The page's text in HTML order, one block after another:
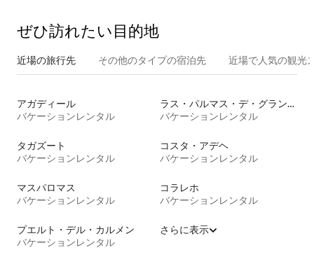
ぜひ訪⁠れ⁠た⁠い目⁠的⁠地
近場の旅行先 その他のタ⁠イ⁠プ⁠の宿⁠泊⁠先 近場で人気の観光
アガディール
バケーションレンタル
ラス・パルマス・デ・グラン・カナリア
バケーションレンタル
タガズート
バケーションレンタル
コスタ・アデヘ
バケーションレンタル
マスパロマス
バケーションレンタル
コラレホ
バケーションレンタル
プエルト・デル・カルメン
バケーションレンタル
さらに表示